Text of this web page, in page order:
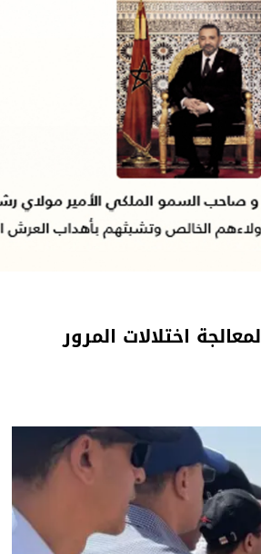
اختلالات المرور